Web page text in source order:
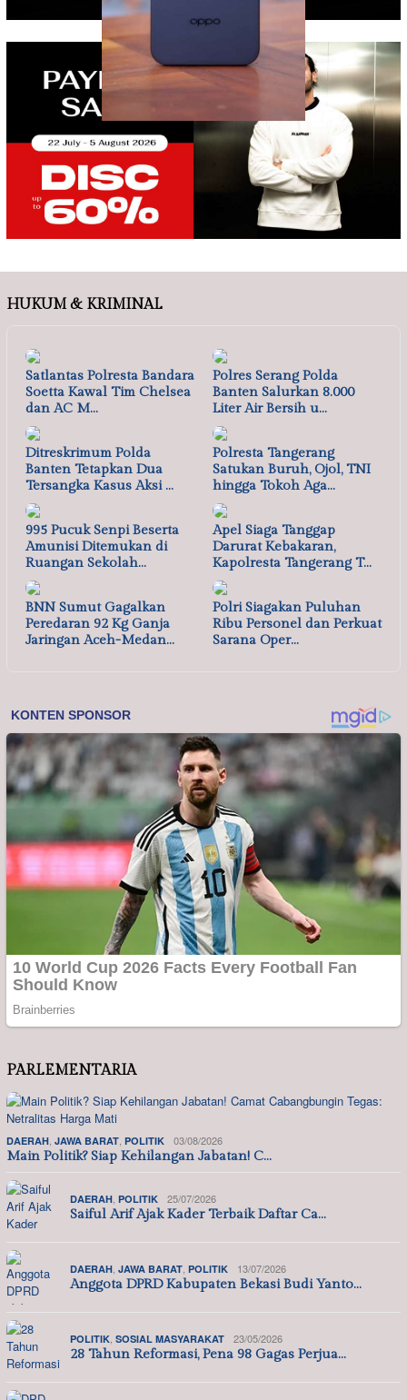
HUKUM & KRIMINAL
Satlantas Polresta Bandara
Soetta Kawal Tim Chelsea
dan AC M…
Polres Serang Polda
Banten Salurkan 8.000
Liter Air Bersih u…
Ditreskrimum Polda
Banten Tetapkan Dua
Tersangka Kasus Aksi …
Polresta Tangerang
Satukan Buruh, Ojol, TNI
hingga Tokoh Aga…
995 Pucuk Senpi Beserta
Amunisi Ditemukan di
Ruangan Sekolah…
Apel Siaga Tanggap
Darurat Kebakaran,
Kapolresta Tangerang T…
BNN Sumut Gagalkan
Peredaran 92 Kg Ganja
Jaringan Aceh-Medan…
Polri Siagakan Puluhan
Ribu Personel dan Perkuat
Sarana Oper…
PARLEMENTARIA
DAERAH, JAWA BARAT, POLITIK 03/08/2026
Main Politik? Siap Kehilangan Jabatan! C…
DAERAH, POLITIK 25/07/2026
Saiful Arif Ajak Kader Terbaik Daftar Ca…
DAERAH, JAWA BARAT, POLITIK 13/07/2026
Anggota DPRD Kabupaten Bekasi Budi Yanto…
POLITIK, SOSIAL MASYARAKAT 23/05/2026
28 Tahun Reformasi, Pena 98 Gagas Perjua…